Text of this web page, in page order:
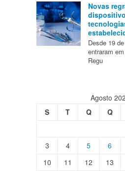
Novas
Desde 19
entraram
Regu
Agosto
S
T Q Q
3
4 5 6
10
11 12 13